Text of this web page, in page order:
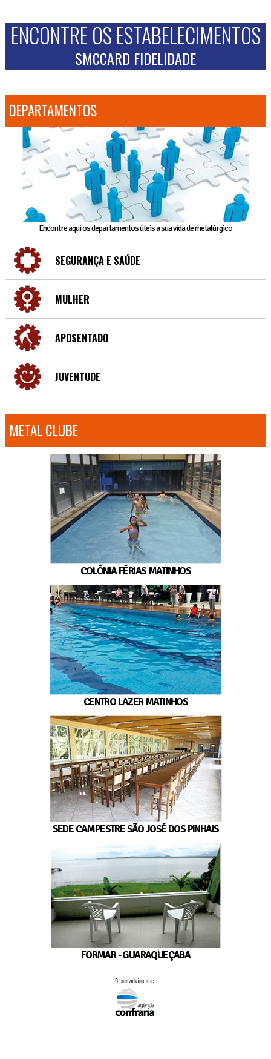
ENCONTRE OS ESTABELECIMENTOS
SMCCARD FIDELIDADE
DEPARTAMENTOS
Encontre aqui os departamentos úteis a sua vida de metalúrgico
SEGURANÇA E SAÚDE
MULHER
APOSENTADO
JUVENTUDE
METAL CLUBE
COLÔNIA FÉRIAS MATINHOS
CENTRO LAZER MATINHOS
SEDE CAMPESTRE SÃO JOSÉ DOS PINHAIS
FORMAR - GUARAQUEÇABA